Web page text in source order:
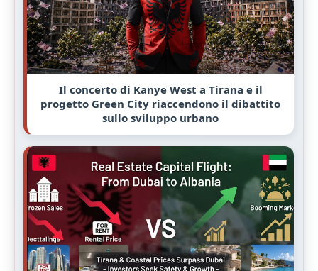
Il concerto di Kanye West a Tirana e il
progetto Green City riaccendono il dibattito
sullo sviluppo urbano